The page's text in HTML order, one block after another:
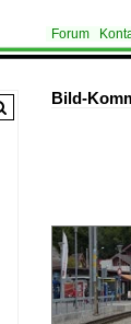
Forum
Bild-